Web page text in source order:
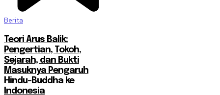
Berita
Teori Arus Balik:
Pengertian, Tokoh,
Sejarah, dan Bukti
Masuknya Pengaruh
Hindu-Buddha ke
Indonesia